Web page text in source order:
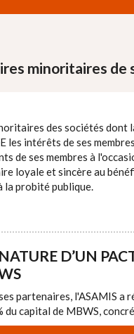
minoritaires de
des sociétés dont
les intérêts de ses
de ses membres à
loyale et sincère au
la probité publique.
D’UN
partenaires, l'ASAMIS a
du capital de MBWS,